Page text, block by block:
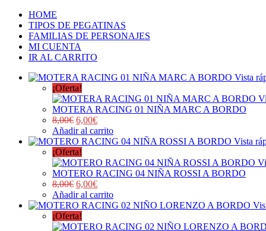
HOME
TIPOS DE PEGATINAS
FAMILIAS DE PERSONAJES
MI CUENTA
IR AL CARRITO
Vista
¡Oferta!
MOTERA RACING 01 NIÑA MARC A BORDO
8,00€ 6,00€
Añadir al carrito
Vista
¡Oferta!
MOTERO RACING 04 NIÑA ROSSI A BORDO
8,00€ 6,00€
Añadir al carrito
¡Oferta!